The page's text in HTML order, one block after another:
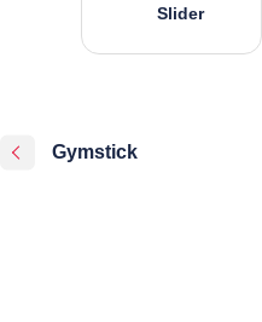
Slider
Gymstick